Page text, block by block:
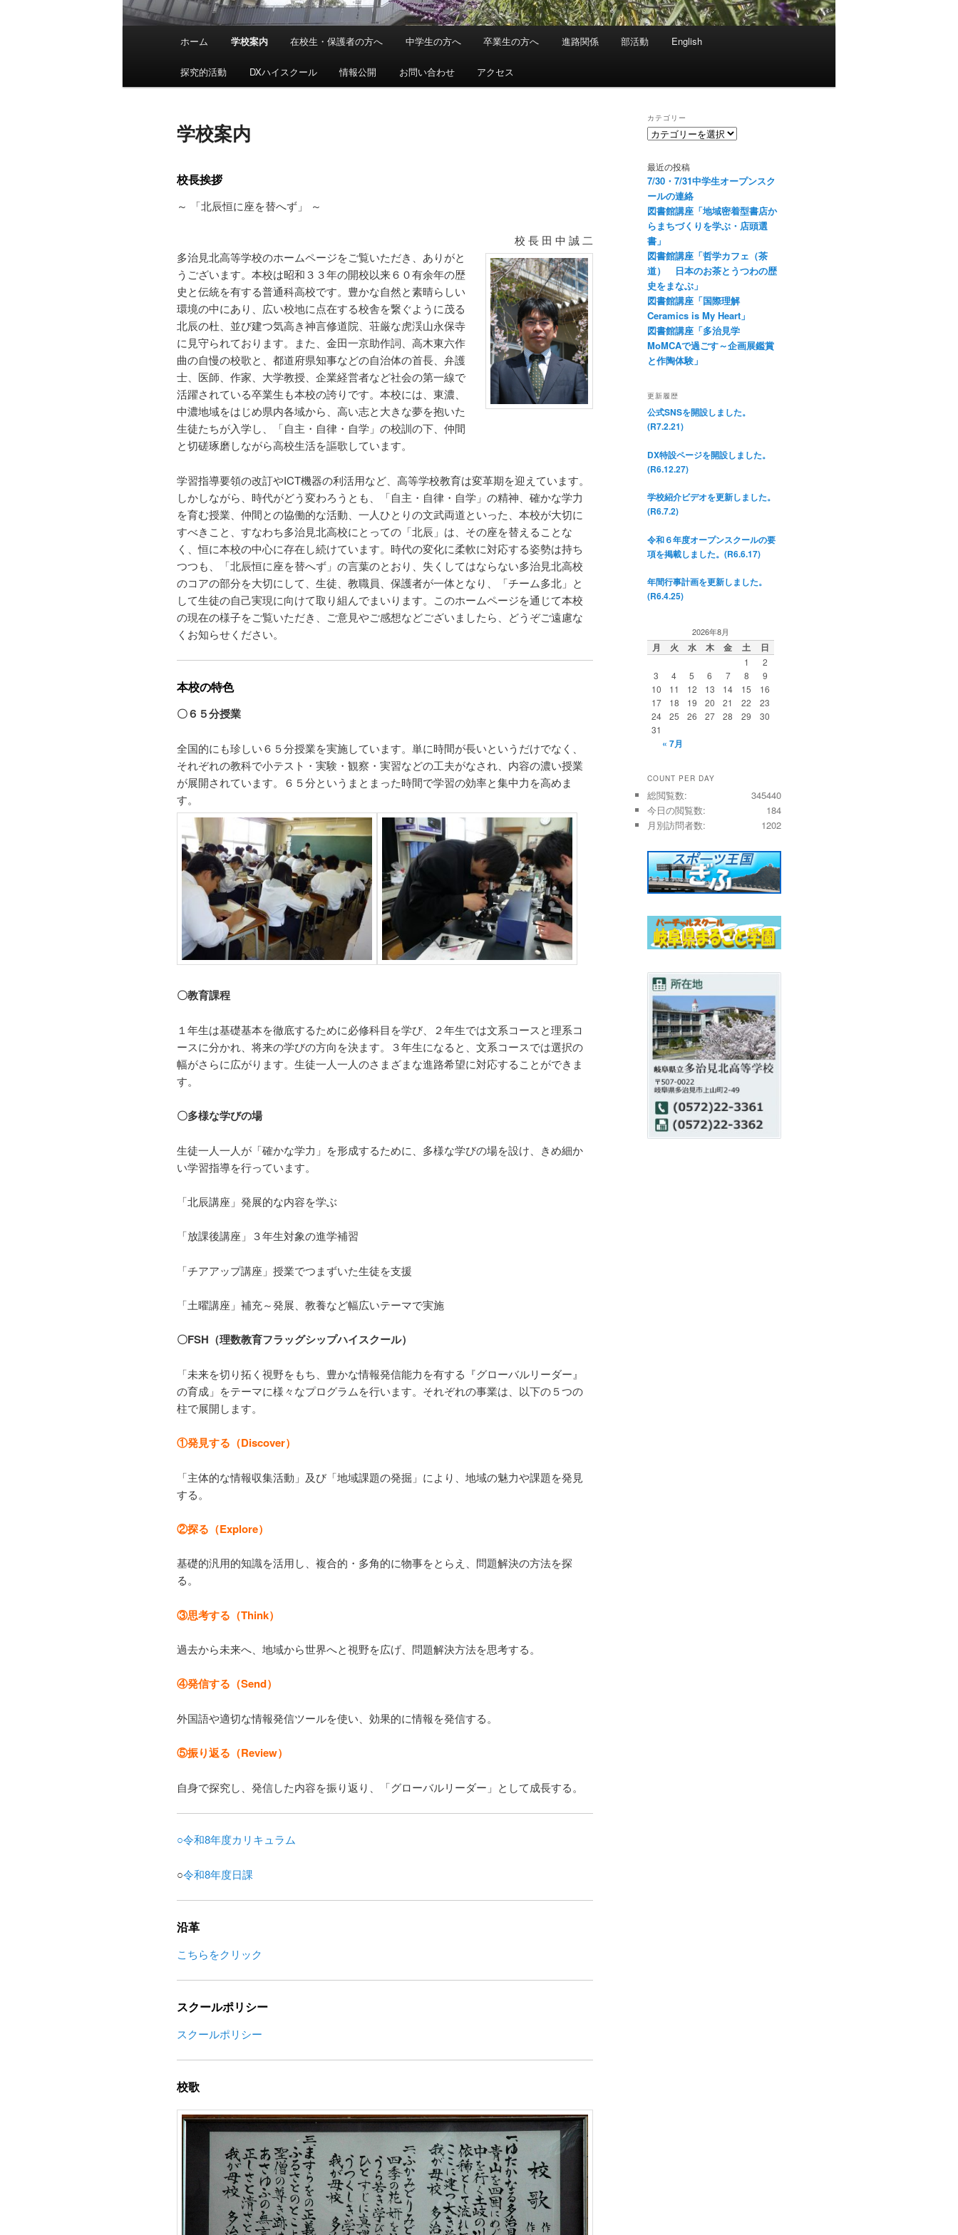
メ
メ
イ
コ
ン
ン
ツ
へ
移
動
ホーム 学校案内 在校生・保護者の方へ 中学生の方へ 卒業生の方へ 進路関係 部活動 English
探究的活動 DXハイスクール 情報公開 お問い合わせ アクセス
学校案内
校長挨拶
～ 「北辰恒に座を替へず」 ～
校 長 田 中 誠 二
多治見北高等学校のホームページをご覧いただき、ありがと
うございます。本校は昭和３３年の開校以来６０有余年の歴
史と伝統を有する普通科高校です。豊かな自然と素晴らしい
環境の中にあり、広い校地に点在する校舎を繋ぐように茂る
北辰の杜、並び建つ気高き神言修道院、荘厳な虎渓山永保寺
に見守られております。また、金田一京助作詞、高木東六作
曲の自慢の校歌と、都道府県知事などの自治体の首長、弁護
士、医師、作家、大学教授、企業経営者など社会の第一線で
活躍されている卒業生も本校の誇りです。本校には、東濃、
中濃地域をはじめ県内各域から、高い志と大きな夢を抱いた
生徒たちが入学し、「自主・自律・自学」の校訓の下、仲間
と切磋琢磨しながら高校生活を謳歌しています。
学習指導要領の改訂やICT機器の利活用など、高等学校教育は変革期を迎えています。
しかしながら、時代がどう変わろうとも、「自主・自律・自学」の精神、確かな学力
を育む授業、仲間との協働的な活動、一人ひとりの文武両道といった、本校が大切に
すべきこと、すなわち多治見北高校にとっての「北辰」は、その座を替えることな
く、恒に本校の中心に存在し続けています。時代の変化に柔軟に対応する姿勢は持ち
つつも、「北辰恒に座を替へず」の言葉のとおり、失くしてはならない多治見北高校
のコアの部分を大切にして、生徒、教職員、保護者が一体となり、「チーム多北」と
して生徒の自己実現に向けて取り組んでまいります。このホームページを通じて本校
の現在の様子をご覧いただき、ご意見やご感想などございましたら、どうぞご遠慮な
くお知らせください。
本校の特色
〇６５分授業
全国的にも珍しい６５分授業を実施しています。単に時間が長いというだけでなく、
それぞれの教科で小テスト・実験・観察・実習などの工夫がなされ、内容の濃い授業
が展開されています。６５分というまとまった時間で学習の効率と集中力を高めま
す。
〇教育課程
１年生は基礎基本を徹底するために必修科目を学び、２年生では文系コースと理系コ
ースに分かれ、将来の学びの方向を決ます。３年生になると、文系コースでは選択の
幅がさらに広がります。生徒一人一人のさまざまな進路希望に対応することができま
す。
〇多様な学びの場
生徒一人一人が「確かな学力」を形成するために、多様な学びの場を設け、きめ細か
い学習指導を行っています。
「北辰講座」発展的な内容を学ぶ
「放課後講座」３年生対象の進学補習
「チアアップ講座」授業でつまずいた生徒を支援
「土曜講座」補充～発展、教養など幅広いテーマで実施
〇FSH（理数教育フラッグシップハイスクール）
「未来を切り拓く視野をもち、豊かな情報発信能力を有する『グローバルリーダー』
の育成」をテーマに様々なプログラムを行います。それぞれの事業は、以下の５つの
柱で展開します。
①発見する（Discover）
「主体的な情報収集活動」及び「地域課題の発掘」により、地域の魅力や課題を発見
する。
②探る（Explore）
基礎的汎用的知識を活用し、複合的・多角的に物事をとらえ、問題解決の方法を探
る。
③思考する（Think）
過去から未来へ、地域から世界へと視野を広げ、問題解決方法を思考する。
④発信する（Send）
外国語や適切な情報発信ツールを使い、効果的に情報を発信する。
⑤振り返る（Review）
自身で探究し、発信した内容を振り返り、「グローバルリーダー」として成長する。
○令和8年度カリキュラム
○令和8年度日課
沿革
こちらをクリック
スクールポリシー
スクールポリシー
校歌
カテゴリー
カ
ゴ
リ
ー
最近の投稿
7/30・7/31中学生オープンスク
ールの連絡
図書館講座「地域密着型書店か
らまちづくりを学ぶ・店頭選
書」
図書館講座「哲学カフェ（茶
道） 日本のお茶とうつわの歴
史をまなぶ」
図書館講座「国際理解
Ceramics is My Heart」
図書館講座「多治見学
MoMCAで過ごす～企画展鑑賞
と作陶体験」
更新履歴
公式SNSを開設しました。
(R7.2.21)
DX特設ページを開設しました。
(R6.12.27)
学校紹介ビデオを更新しました。
(R6.7.2)
令和６年度オープンスクールの要
項を掲載しました。(R6.6.17)
年間行事計画を更新しました。
(R6.4.25)
2026年8月
月 火 水 木 金 土 日
1
2
3
4 5 6 7 8
9
10
11 12 13 14 15
16
17
18 19 20 21 22
23
24
25 26 27 28 29
30
31
« 7月
COUNT PER DAY
345440
総閲覧数:
184
今日の閲覧数:
1202
月別訪問者数: